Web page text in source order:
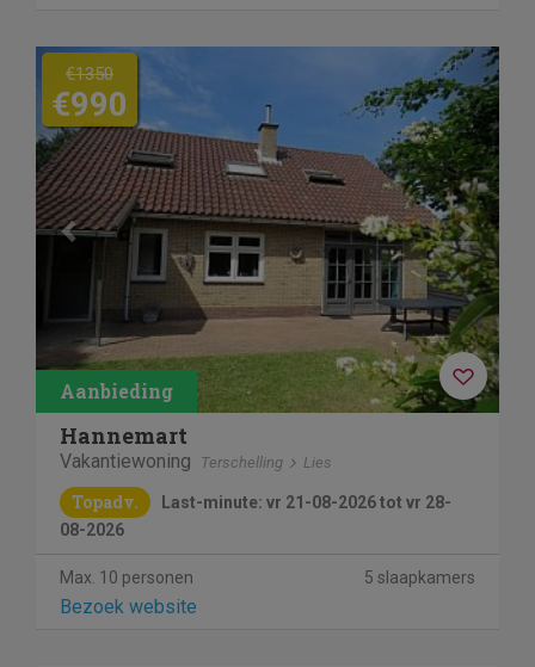
Previous Next
€1350
€990
Hannemart
Vakantiewoning Terschelling Lies
Topadv.
Last-minute: vr 21-08-2026 tot vr 28-
08-2026
Max. 10 personen 5 slaapkamers
Bezoek website